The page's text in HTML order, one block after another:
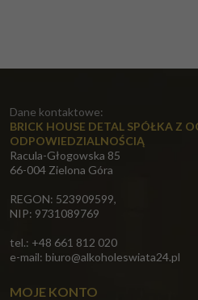
Dane kontaktowe:
BRICK HOUSE DETAL SPÓŁKA Z
ODPOWIEDZIALNOŚCIĄ
Racula-Głogowska 85
66-004 Zielona Góra
REGON: 523909599,
NIP: 9731089769
tel.: +48 661 812 020
e-mail: biuro@alkoholeswiata24.pl
MOJE KONTO